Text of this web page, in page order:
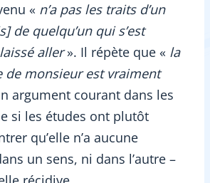
« n’a pas les traits d’un
de quelqu’un qui s’est
aller». Il répète que « la
de monsieur est vraiment
argument courant dans les
si les études ont plutôt
qu’elle n’a aucune
un sens, ni dans l’autre –